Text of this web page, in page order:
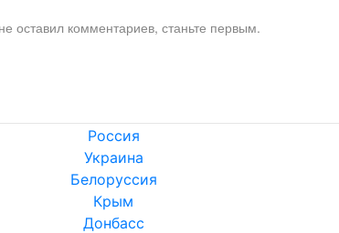
оставил комментариев, станьте первым.
Россия
Украина
Белоруссия
Крым
Донбасс